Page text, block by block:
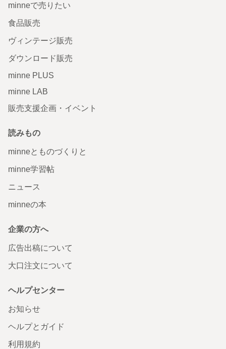
minneで売りたい
食品販売
ヴィンテージ販売
ダウンロード販売
minne PLUS
minne LAB
販売支援企画・イベント
読みもの
minneとものづくりと
minne学習帖
ニュース
minneの本
企業の方へ
広告出稿について
大口注文について
ヘルプセンター
お知らせ
ヘルプとガイド
利用規約